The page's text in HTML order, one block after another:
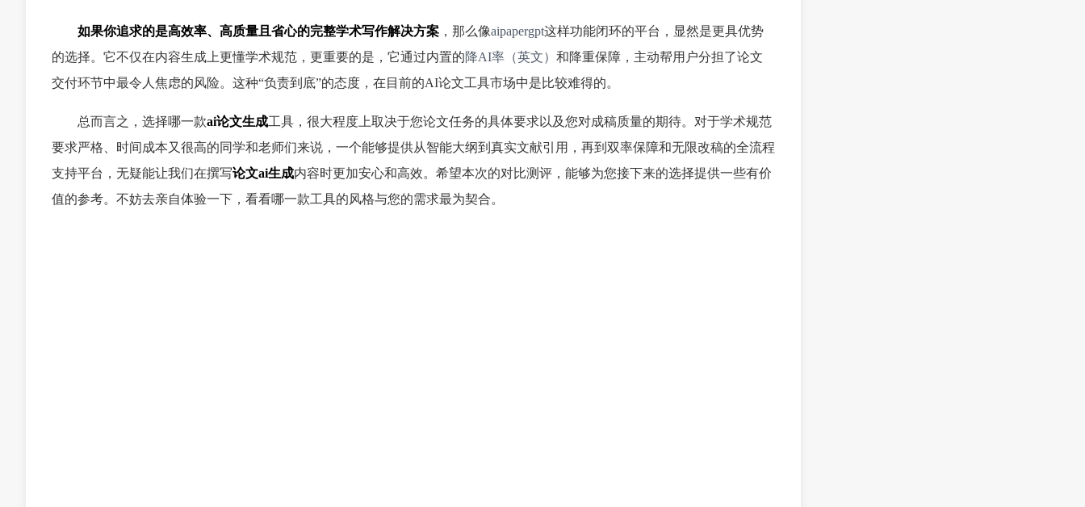
如果你追求的是高效率、高质量且省心的完整学术写作解决方案 ，那么像aipapergpt这样功能闭环的平台，显然是更具优势
的选择。它不仅在内容生成上更懂学术规范，更重要的是，它通过内置的降AI率（英文） 和降重保障，主动帮用户分担了论文
交付环节中最令人焦虑的风险。这种“负责到底”的态度，在目前的AI论文工具市场中是比较难得的。
总而言之，选择哪一款ai论文生成工具，很大程度上取决于您论文任务的具体要求以及您对成稿质量的期待。对于学术规范
要求严格、时间成本又很高的同学和老师们来说，一个能够提供从智能大纲到真实文献引用，再到双率保障和无限改稿的全流程
支持平台，无疑能让我们在撰写论文ai生成内容时更加安心和高效。希望本次的对比测评，能够为您接下来的选择提供一些有价
值的参考。不妨去亲自体验一下，看看哪一款工具的风格与您的需求最为契合。